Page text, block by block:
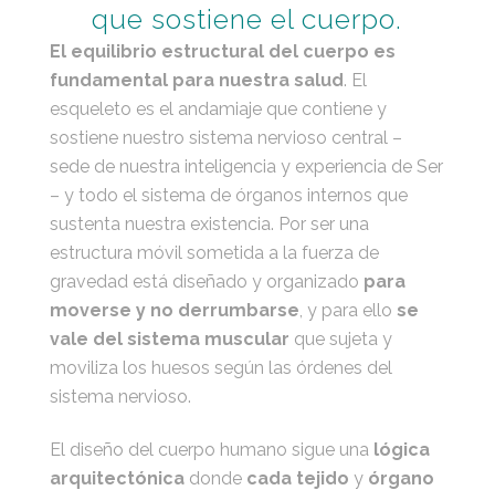
que sostiene el cuerpo.
El equilibrio estructural del cuerpo es
fundamental para nuestra salud. El
esqueleto es el andamiaje que contiene y
sostiene nuestro sistema nervioso central –
sede de nuestra inteligencia y experiencia de Ser
– y todo el sistema de órganos internos que
sustenta nuestra existencia. Por ser una
estructura móvil sometida a la fuerza de
gravedad está diseñado y organizado para
moverse y no derrumbarse , y para ello se
vale del sistema muscular que sujeta y
moviliza los huesos según las órdenes del
sistema nervioso.
El diseño del cuerpo humano sigue una lógica
arquitectónicadonde cada tejido yórgano